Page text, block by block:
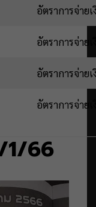
อัตราการจ่าย
อัตราการจ่าย
อัตราการจ่าย
อัตราการจ่าย
1/66